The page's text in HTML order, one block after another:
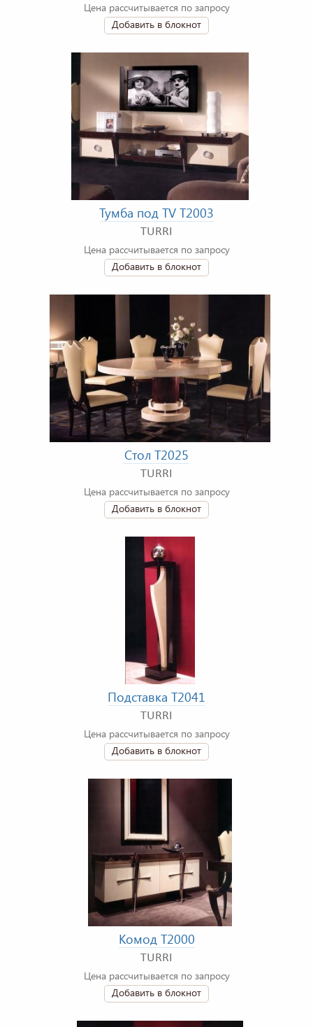
Цена рассчитывается по запросу
Добавить в блокнот
Тумба под TV T2003
TURRI
Цена рассчитывается по запросу
Добавить в блокнот
Стол T2025
TURRI
Цена рассчитывается по запросу
Добавить в блокнот
Подставка T2041
TURRI
Цена рассчитывается по запросу
Добавить в блокнот
Комод T2000
TURRI
Цена рассчитывается по запросу
Добавить в блокнот